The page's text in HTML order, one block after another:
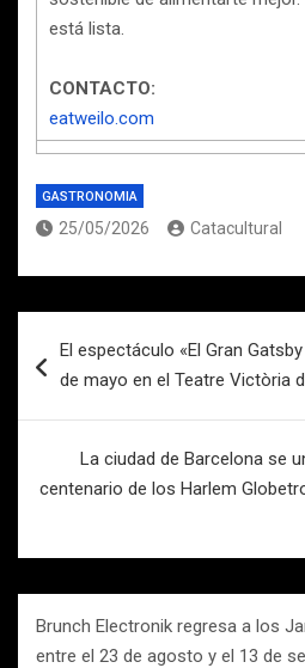
está lista.
CONTACTO:
eatweilo.com
GASTRONOMIA
25/05/2026 Catacultural
de
El espectáculo «El Gran
de mayo en el Teatre Victòria
La ciudad de Barcelona se
centenario de los Harlem
Brunch Electronik regresa a los
entre el 23 de agosto y el 13 de